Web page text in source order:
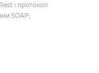
і протокол
SOAP;